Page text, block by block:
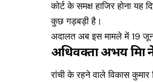
कोर्ट के समक्ष हाजिर होना यह
कुछ गड़बड़ी है।
अदालत अब इस मामले में 19
अधिवक्ता अभय
रांची के रहने वाले विकास कुमार